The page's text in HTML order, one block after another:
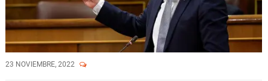
23 NOVIEMBRE, 2022